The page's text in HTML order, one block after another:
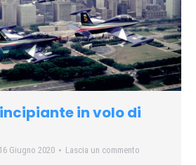
in volo di
16 Giugno 2020 Lascia un commento